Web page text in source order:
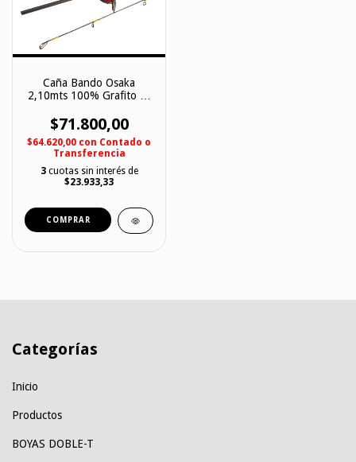
Caña Bando Osaka
2,10mts 100% Grafito 5-
$71.800,00
$64.620,00 con Contado o
Transferencia
3 cuotas sin interés de
$23.933,33
Categorías
Inicio
Productos
BOYAS DOBLE-T